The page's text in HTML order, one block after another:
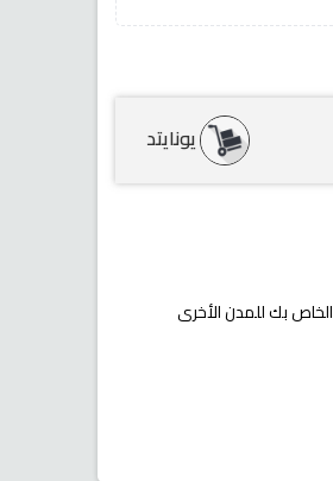
يونايتد
بك للمدن الأخرى